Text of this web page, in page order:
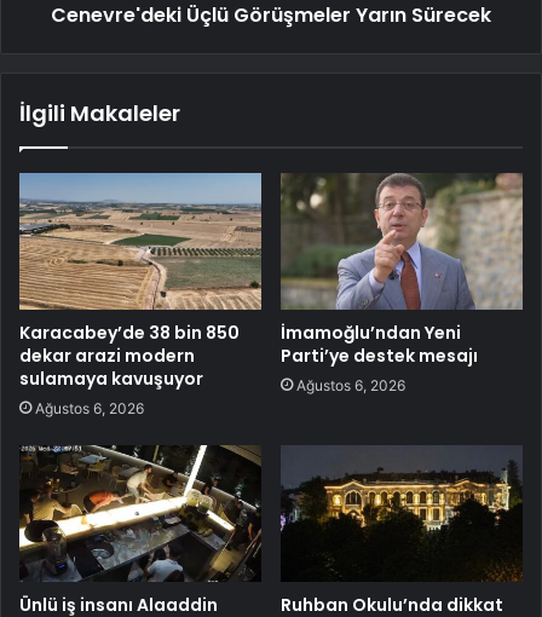
Cenevre'deki Üçlü Görüşmeler Yarın Sürecek
İlgili Makaleler
Karacabey’de 38 bin 850
dekar arazi modern
sulamaya kavuşuyor
Ağustos 6, 2026
İmamoğlu’ndan Yeni
Parti’ye destek mesajı
Ağustos 6, 2026
Ünlü iş insanı Alaaddin
Ruhban Okulu’nda dikkat